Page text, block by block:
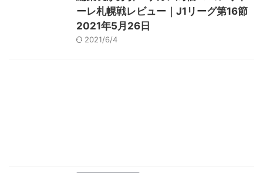
ーレ札幌戦レビュー｜J1リーグ第16節
2021年5月26日
2021/6/4